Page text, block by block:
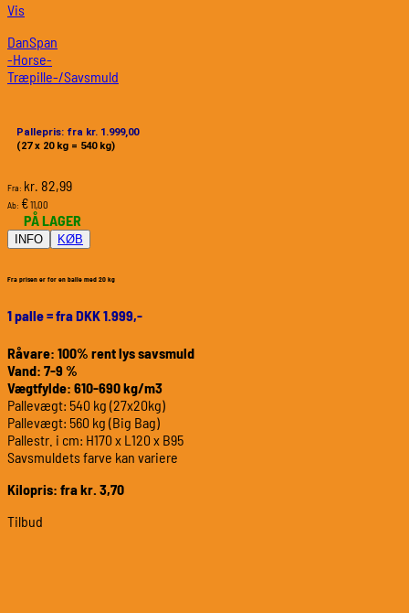
Vis
DanSpan
-Horse-
Træpille-/Savsmuld
Pallepris: fra kr. 1.999,00
(27 x 20 kg = 540 kg)
Fra: kr. 82,99
Ab: €11,00
PÅ LAGER
INFO KØB
Fra prisen er for en balle med 20 kg
1 palle = fra DKK 1.999,-
Råvare: 100% rent lys savsmuld
Vand: 7-9 %
Vægtfylde: 610-690 kg/m3
Pallevægt: 540 kg (27x20kg)
Pallevægt: 560 kg (Big Bag)
Pallestr. i cm: H170 x L120 x B95
Savsmuldets farve kan variere
Kilopris: fra kr. 3,70
Tilbud